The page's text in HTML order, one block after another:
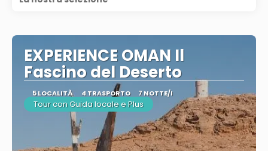
EXPERIENCE OMAN Il
Fascino del Deserto
5 LOCALITÀ 4 TRASPORTO 7 NOTTE/I
Tour con Guida locale e Plus